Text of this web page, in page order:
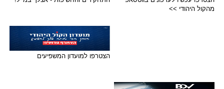
מהקול היהודי >>
הצטרפו למועדון המשפיעים